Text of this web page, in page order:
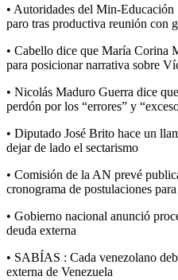
• Autoridades del Min-
paro tras productiva reunión con
• Cabello dice que María Corina
para posicionar narrativa sobre
• Nicolás Maduro Guerra dice
perdón por los “errores” y
• Diputado José Brito hace un
dejar de lado el sectarismo
• Comisión de la AN prevé
cronograma de postulaciones
• Gobierno nacional anunció
deuda externa
• SABÍAS : Cada venezolano
externa de Venezuela